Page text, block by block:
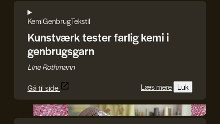
KemiGenbrugTekstil
Kunstværk tester farlig kemi i
genbrugsgarn
Line Rothmann
Gå til side
Læs mere Luk
I TRÅD MED VERDEN